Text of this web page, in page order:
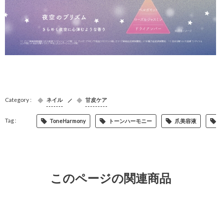
ネイル 甘皮ケア
ToneHarmony トーンハーモニー 爪美容液
このページの関連商品